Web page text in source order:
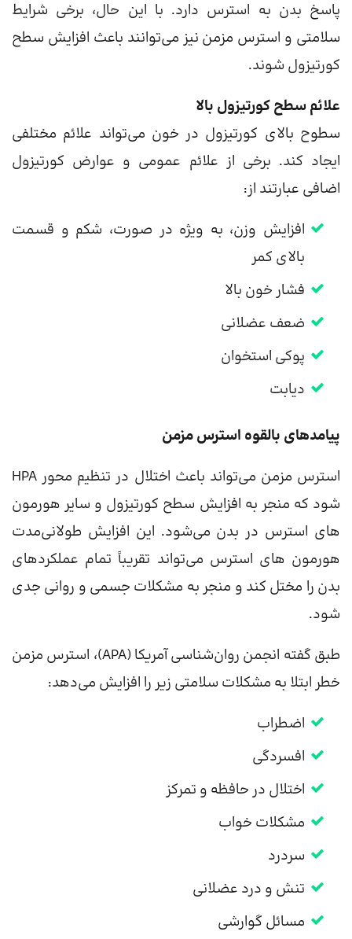
پاسخ بدن به استرس دارد. با این حال، برخی شرایط
سلامتی و استرس مزمن نیز می‌توانند باعث افزایش سطح
کورتیزول شوند.
علائم سطح کورتیزول بالا
سطوح بالای کورتیزول در خون می‌تواند علائم مختلفی
ایجاد کند. برخی از علائم عمومی و عوارض کورتیزول
اضافی عبارتند از:
افزایش وزن، به ویژه در صورت، شکم و قسمت
بالای کمر
فشار خون بالا
ضعف عضلانی
پوکی استخوان
دیابت
پیامدهای بالقوه استرس مزمن
استرس مزمن می‌تواند باعث اختلال در تنظیم محور HPA
شود که منجر به افزایش سطح کورتیزول و سایر هورمون
های استرس در بدن می‌شود. این افزایش طولانی‌مدت
هورمون های استرس می‌تواند تقریباً تمام عملکردهای
بدن را مختل کند و منجر به مشکلات جسمی و روانی جدی
شود.
طبق گفته انجمن روان‌شناسی آمریکا (APA)، استرس مزمن
خطر ابتلا به مشکلات سلامتی زیر را افزایش می‌دهد:
اضطراب
افسردگی
اختلال در حافظه و تمرکز
مشکلات خواب
سردرد
تنش و درد عضلانی
مسائل گوارشی